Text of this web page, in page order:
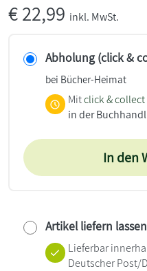
€22,99 inkl. MwSt.
Abholung (click &
bei Bücher-Heimat
Mitclick & collect
in der
In den
Artikel liefern lassen
Lieferbar
Deutscher Post/